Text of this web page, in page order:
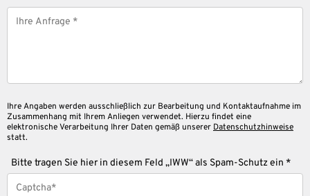
Ihre Angaben werden ausschließlich zur Bearbeitung und Kontaktaufnahme im
Zusammenhang mit Ihrem Anliegen verwendet. Hierzu findet eine
elektronische Verarbeitung Ihrer Daten gemäß unserer Datenschutzhinweise
statt.
Bitte tragen Sie hier in diesem Feld „IWW“ als Spam-Schutz ein *